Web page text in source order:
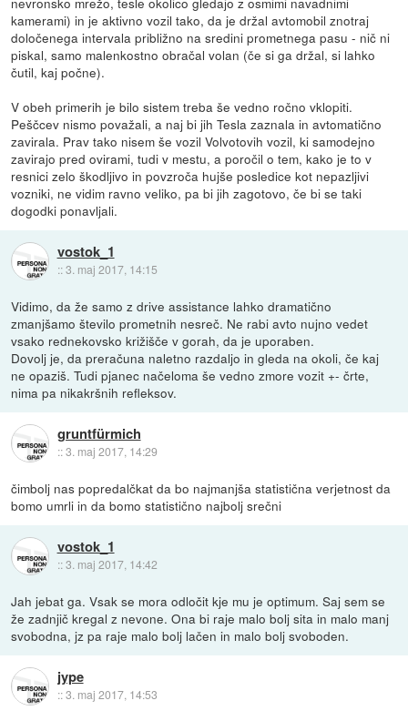
kamerami) in je aktivno vozil tako, da je držal avtomobil znotraj
določenega intervala približno na sredini prometnega pasu - nič ni
piskal, samo malenkostno obračal volan (če si ga držal, si lahko
čutil, kaj počne).
V obeh primerih je bilo sistem treba še vedno ročno vklopiti.
Peščcev nismo považali, a naj bi jih Tesla zaznala in avtomatično
zavirala. Prav tako nisem še vozil Volvotovih vozil, ki samodejno
zavirajo pred ovirami, tudi v mestu, a poročil o tem, kako je to v
resnici zelo škodljivo in povzroča hujše posledice kot nepazljivi
vozniki, ne vidim ravno veliko, pa bi jih zagotovo, če bi se taki
dogodki ponavljali.
vostok_1
::3. maj 2017, 14:15
Vidimo, da že samo z drive assistance lahko dramatično
zmanjšamo število prometnih nesreč. Ne rabi avto nujno vedet
vsako rednekovsko križišče v gorah, da je uporaben.
Dovolj je, da preračuna naletno razdaljo in gleda na okoli, če kaj
ne opaziš. Tudi pjanec načeloma še vedno zmore vozit +- črte,
nima pa nikakršnih refleksov.
gruntfürmich
::3. maj 2017, 14:29
čimbolj nas popredalčkat da bo najmanjša statistična verjetnost da
bomo umrli in da bomo statistično najbolj srečni
vostok_1
::3. maj 2017, 14:42
Jah jebat ga. Vsak se mora odločit kje mu je optimum. Saj sem se
že zadnjič kregal z nevone. Ona bi raje malo bolj sita in malo manj
svobodna, jz pa raje malo bolj lačen in malo bolj svoboden.
jype
::3. maj 2017, 14:53